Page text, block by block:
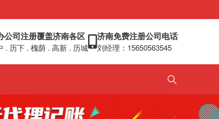
公司注册覆盖济南各区
. 历下 . 槐荫 . 高新 . 历城
济南免费注册公司电话
刘经理：15650563545